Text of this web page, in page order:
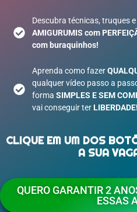
Descubra técnicas, truques
AMIGURUMIS com
com buraquinhos!
Aprenda como fazer
qualquer vídeo passo a
forma SIMPLES E SEM
vai conseguir ter
CLIQUE EM UM DOS
A SUA
QUERO GARANTIR 2
ESSAS